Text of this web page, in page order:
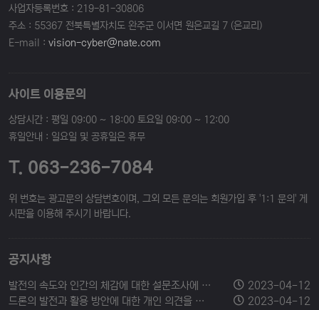
사업자등록번호 : 219-81-30806
주소 : 55367 전북특별자치도 완주군 이서면 원은교길 7 (은교리)
E-mail : vision-cyber@nate.com
사이트 이용문의
상담시간 : 평일 09:00 ~ 18:00 토요일 09:00 ~ 12:00
휴일안내 : 일요일 및 공휴일은 휴무
T. 063-236-7084
위 번호는 광고문의 상담번호이며, 그외 모든 문의는 회원가입 후 '1:1 문의' 게
시판을 이용해 주시기 바랍니다.
공지사항
발전의 속도와 인간의 체감에 대한 설문조사에 참여해 주세요.
2023-04-12
드론의 발전과 활용 방안에 대한 개인 의견을 남겨주세요.
2023-04-12